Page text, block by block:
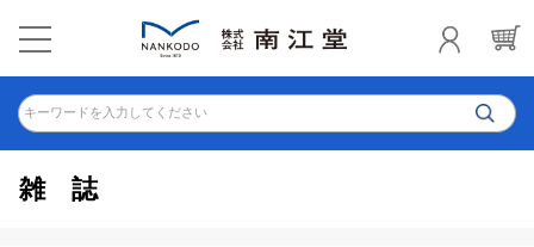
キーワードを入力してください
雑誌